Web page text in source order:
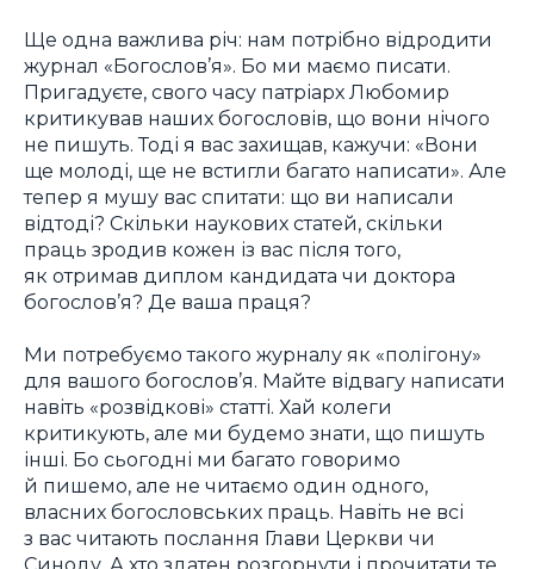
Ще одна важлива річ: нам потрібно відродити
журнал «Богослов’я». Бо ми маємо писати.
Пригадуєте, свого часу патріарх Любомир
критикував наших богословів, що вони нічого
не пишуть. Тоді я вас захищав, кажучи: «Вони
ще молоді, ще не встигли багато написати». Але
тепер я мушу вас спитати: що ви написали
відтоді? Скільки наукових статей, скільки
праць зродив кожен із вас після того,
як отримав диплом кандидата чи доктора
богослов’я? Де ваша праця?
Ми потребуємо такого журналу як «полігону»
для вашого богослов’я. Майте відвагу написати
навіть «розвідкові» статті. Хай колеги
критикують, але ми будемо знати, що пишуть
інші. Бо сьогодні ми багато говоримо
й пишемо, але не читаємо один одного,
власних богословських праць. Навіть не всі
з вас читають послання Глави Церкви чи